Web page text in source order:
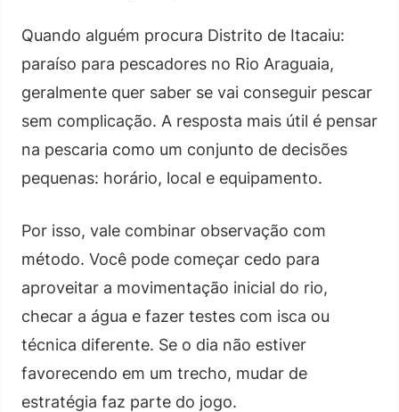
Quando alguém procura Distrito de Itacaiu:
paraíso para pescadores no Rio Araguaia,
geralmente quer saber se vai conseguir pescar
sem complicação. A resposta mais útil é pensar
na pescaria como um conjunto de decisões
pequenas: horário, local e equipamento.
Por isso, vale combinar observação com
método. Você pode começar cedo para
aproveitar a movimentação inicial do rio,
checar a água e fazer testes com isca ou
técnica diferente. Se o dia não estiver
favorecendo em um trecho, mudar de
estratégia faz parte do jogo.